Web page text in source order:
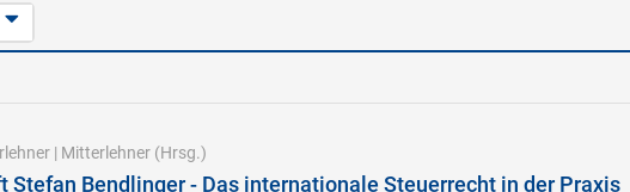
| Mitterlehner(Hrsg.)
Stefan Bendlinger - Das internationale Steuerrecht in der Praxis